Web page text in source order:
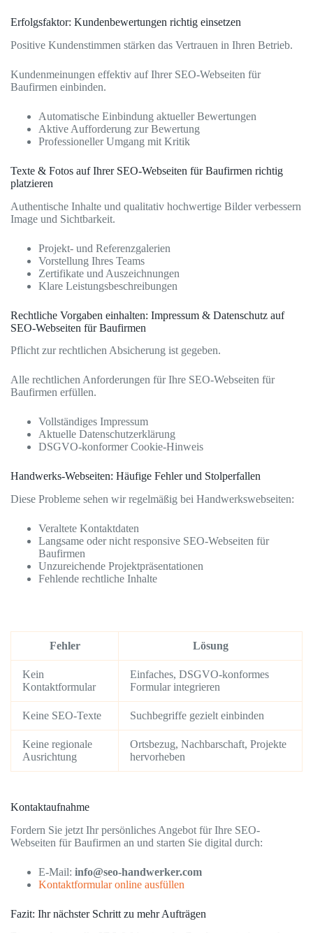
Erfolgsfaktor: Kundenbewertungen richtig einsetzen
Positive Kundenstimmen stärken das Vertrauen in Ihren Betrieb.
Kundenmeinungen effektiv auf Ihrer SEO-Webseiten für
Baufirmen einbinden.
Automatische Einbindung aktueller Bewertungen
Aktive Aufforderung zur Bewertung
Professioneller Umgang mit Kritik
Texte & Fotos auf Ihrer SEO-Webseiten für Baufirmen richtig
platzieren
Authentische Inhalte und qualitativ hochwertige Bilder verbessern
Image und Sichtbarkeit.
Projekt- und Referenzgalerien
Vorstellung Ihres Teams
Zertifikate und Auszeichnungen
Klare Leistungsbeschreibungen
Rechtliche Vorgaben einhalten: Impressum & Datenschutz auf
SEO-Webseiten für Baufirmen
Pflicht zur rechtlichen Absicherung ist gegeben.
Alle rechtlichen Anforderungen für Ihre SEO-Webseiten für
Baufirmen erfüllen.
Vollständiges Impressum
Aktuelle Datenschutzerklärung
DSGVO-konformer Cookie-Hinweis
Handwerks-Webseiten: Häufige Fehler und Stolperfallen
Diese Probleme sehen wir regelmäßig bei Handwerkswebseiten:
Veraltete Kontaktdaten
Langsame oder nicht responsive SEO-Webseiten für
Baufirmen
Unzureichende Projektpräsentationen
Fehlende rechtliche Inhalte
Fehler Lösung
Kein
Kontaktformular
Einfaches, DSGVO-konformes
Formular integrieren
Keine SEO-Texte Suchbegriffe gezielt einbinden
Keine regionale
Ausrichtung
Ortsbezug, Nachbarschaft, Projekte
hervorheben
Kontaktaufnahme
Fordern Sie jetzt Ihr persönliches Angebot für Ihre SEO-
Webseiten für Baufirmen an und starten Sie digital durch:
E-Mail: info@seo-handwerker.com
Kontaktformular online ausfüllen
Fazit: Ihr nächster Schritt zu mehr Aufträgen